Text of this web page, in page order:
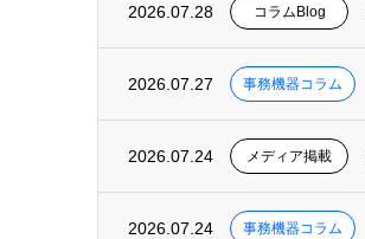
2026.07.28 コラムBlog
2026.07.27 事務機器コラム
2026.07.24 メディア掲載
2026.07.24 事務機器コラム